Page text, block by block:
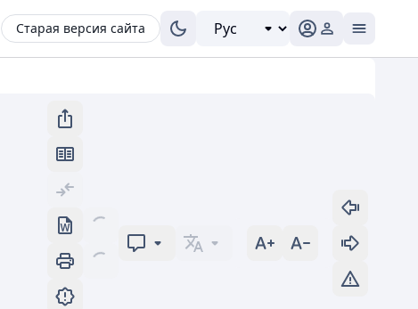
Старая версия сайта